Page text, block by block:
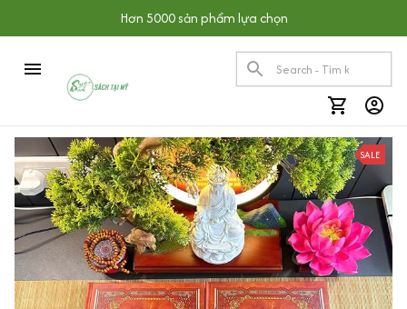
Hơn 5000 sản phẩm lựa chọn
SALE